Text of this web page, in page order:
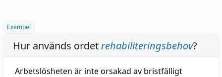
Exempel
Hur används ordetrehabiliteringsbehov?
Arbetslösheten är inte orsakad av bristfälligt